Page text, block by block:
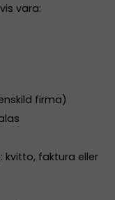
vara:
firma)
kvitto, faktura eller